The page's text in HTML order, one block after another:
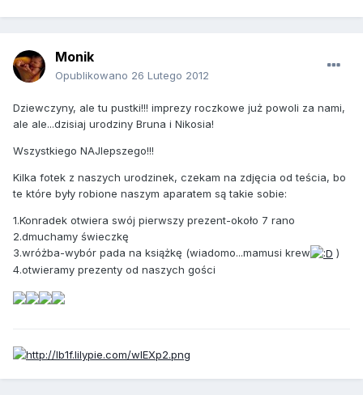
Monik
Opublikowano 26 Lutego 2012
Dziewczyny, ale tu pustki!!! imprezy roczkowe już powoli za nami,
ale ale...dzisiaj urodziny Bruna i Nikosia!
Wszystkiego NAJlepszego!!!
Kilka fotek z naszych urodzinek, czekam na zdjęcia od teścia, bo
te które były robione naszym aparatem są takie sobie:
1.Konradek otwiera swój pierwszy prezent-około 7 rano
2.dmuchamy świeczkę
3.wróżba-wybór pada na książkę (wiadomo...mamusi krew
)
4.otwieramy prezenty od naszych gości